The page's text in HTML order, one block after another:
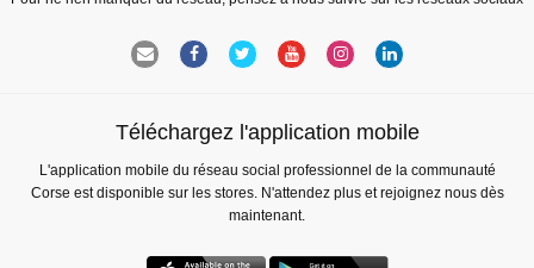
Téléchargez l'application mobile
L'application mobile du réseau social professionnel de la communauté
Corse est disponible sur les stores. N'attendez plus et rejoignez nous dès
maintenant.